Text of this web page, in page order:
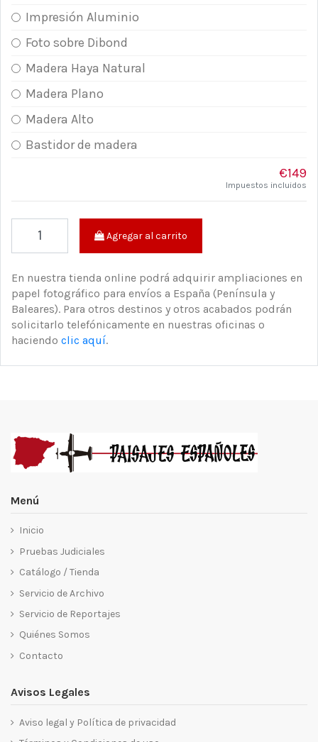
Impresión Aluminio
Foto sobre Dibond
Madera Haya Natural
Madera Plano
Madera Alto
Bastidor de madera
€149
Impuestos incluidos
Agregar al carrito
En nuestra tienda online podrá adquirir ampliaciones en
papel fotográfico para envíos a España (Península y
Baleares). Para otros destinos y otros acabados podrán
solicitarlo telefónicamente en nuestras oficinas o
haciendo clic aquí.
Menú
Inicio
Pruebas Judiciales
Catálogo / Tienda
Servicio de Archivo
Servicio de Reportajes
Quiénes Somos
Contacto
Avisos Legales
Aviso legal y Política de privacidad